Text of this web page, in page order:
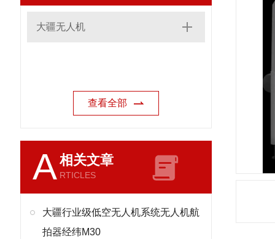
大疆无人机
查看全部
A相关文章
RTICLES
大疆行业级低空无人机系统无人机航
拍器经纬M30